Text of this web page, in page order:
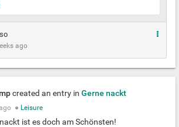
ago
M
h
r
created an entry in Gerne nackt
● Leisure
ist es doch am Schönsten!